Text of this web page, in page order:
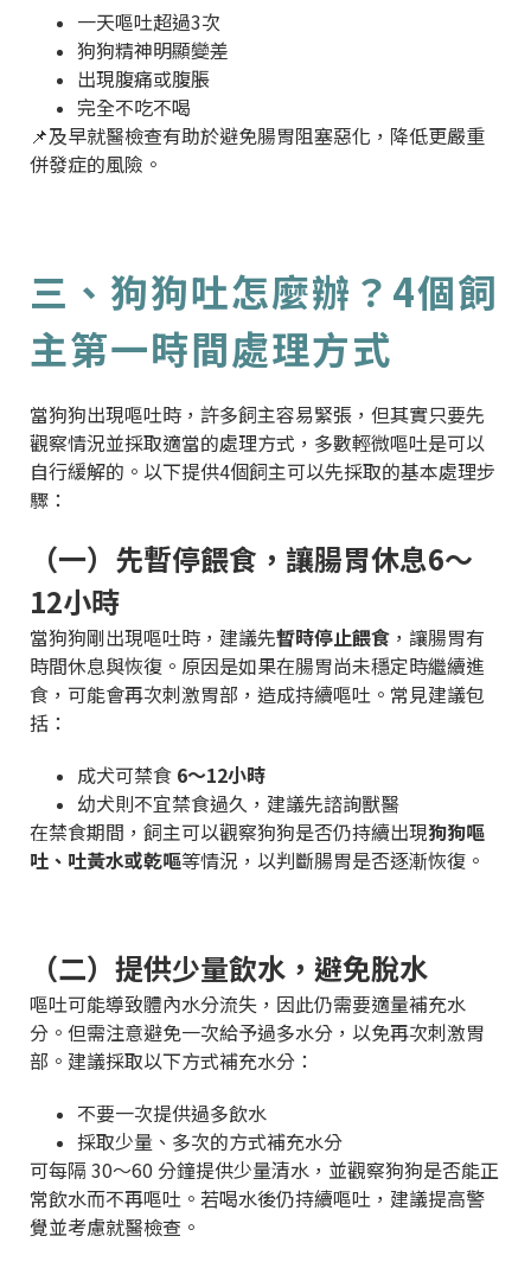
一天嘔吐超過3次
狗狗精神明顯變差
出現腹痛或腹脹
完全不吃不喝
📌及早就醫檢查有助於避免腸胃阻塞惡化，降低更嚴重
併發症的風險。
三、狗狗吐怎麼辦？4個飼
主第一時間處理方式
當狗狗出現嘔吐時，許多飼主容易緊張，但其實只要先
觀察情況並採取適當的處理方式，多數輕微嘔吐是可以
自行緩解的。以下提供4個飼主可以先採取的基本處理步
驟：
（一）先暫停餵食，讓腸胃休息6～
12小時
當狗狗剛出現嘔吐時，建議先暫時停止餵食 ，讓腸胃有
時間休息與恢復。原因是如果在腸胃尚未穩定時繼續進
食，可能會再次刺激胃部，造成持續嘔吐。常見建議包
括：
成犬可禁食 6～12小時
幼犬則不宜禁食過久，建議先諮詢獸醫
在禁食期間，飼主可以觀察狗狗是否仍持續出現狗狗嘔
吐、吐黃水或乾嘔等情況，以判斷腸胃是否逐漸恢復。
（二）提供少量飲水，避免脫水
嘔吐可能導致體內水分流失，因此仍需要適量補充水
分。但需注意避免一次給予過多水分，以免再次刺激胃
部。建議採取以下方式補充水分：
不要一次提供過多飲水
採取少量、多次的方式補充水分
可每隔 30～60 分鐘提供少量清水，並觀察狗狗是否能正
常飲水而不再嘔吐。若喝水後仍持續嘔吐，建議提高警
覺並考慮就醫檢查。